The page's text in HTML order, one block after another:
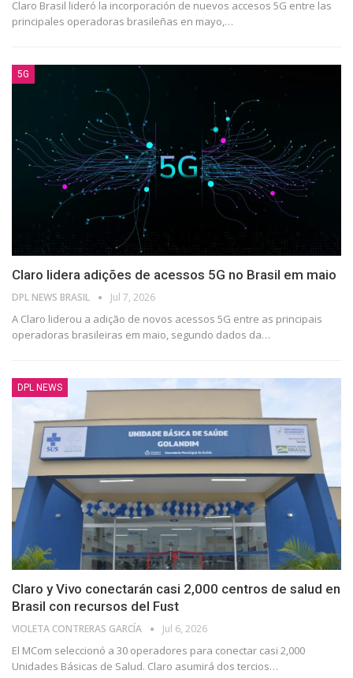
Claro Brasil lideró la incorporación de nuevos accesos 5G entre las
principales operadoras brasileñas en mayo,…
5G
Claro lidera adições de acessos 5G no Brasil em maio
DPL NEWS BRASIL Jul 7, 2026
A Claro liderou a adição de novos acessos 5G entre as principais
operadoras brasileiras em maio, segundo dados da…
DPL NEWS
Claro y Vivo conectarán casi 2,000 centros de salud en
Brasil con recursos del Fust
VIOLETA CONTRERAS GARCÍA Jul 6, 2026
El MCom seleccionó a 30 operadores para conectar casi 2,000
Unidades Básicas de Salud. Claro asumirá dos tercios…